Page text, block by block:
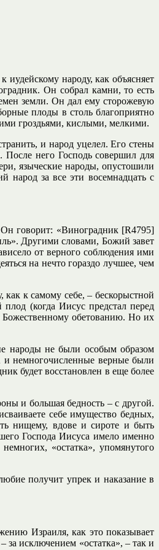
народу, как объясняет
Он собрал камни, то есть
земли. Он дал ему сторожевую
плоды в столь благоприятно
гроздьями, кислыми, мелкими.
и народ уцелел. Его стены
После него Господь совершил для
языческие народы, опустошили
народ за все эти восемнадцать с
говорит: «Виноградник [R4795]
Другими словами, Божий завет
от верного соблюдения ими
на нечто гораздо лучшее, чем
к самому себе, – бескорыстной
(когда Иисус предстал перед
Божественному обетованию. Но их
народы не были особым образом
и немногочисленные верные были
будет восстановлен в еще более
и большая бедность – с другой.
себе имущество бедных,
нищему, вдове и сироте и быть
Господа Иисуса имело именно
«остатка», упомянутого
получит упрек и наказание в
Израиля, как это показывает
исключением «остатка», – так и